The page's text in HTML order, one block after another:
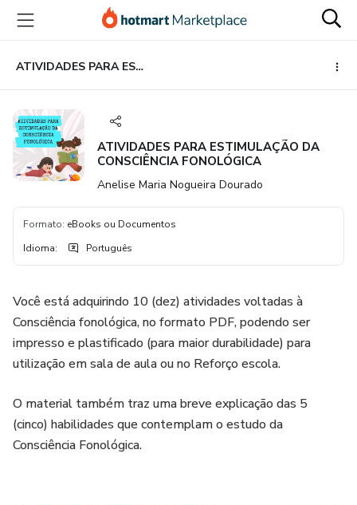
para
conteúdo
principal
para
pagamento
para
rodapé
ATIVIDADES PARA ESTIMULAÇÃO DA CONSCIÊNCIA FONOLÓGICA
ATIVIDADES PARA ESTIMULAÇÃO DA
CONSCIÊNCIA FONOLÓGICA
Anelise Maria Nogueira Dourado
Formato: eBooks ou Documentos
Idioma: Português
Você está adquirindo 10 (dez) atividades voltadas à
Consciência fonológica, no formato PDF, podendo ser
impresso e plastificado (para maior durabilidade) para
utilização em sala de aula ou no Reforço escola.
O material também traz uma breve explicação das 5
(cinco) habilidades que contemplam o estudo da
Consciência Fonológica.